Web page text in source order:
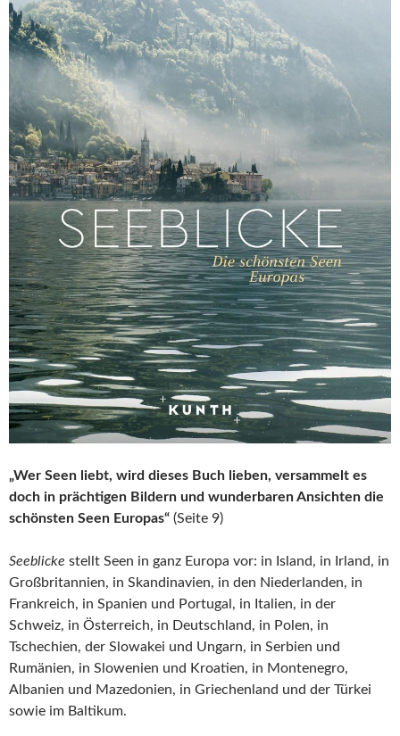
„Wer Seen liebt, wird dieses Buch lieben, versammelt es
doch in prächtigen Bildern und wunderbaren Ansichten die
schönsten Seen Europas“ (Seite 9)
Seeblicke stellt Seen in ganz Europa vor: in Island, in Irland, in
Großbritannien, in Skandinavien, in den Niederlanden, in
Frankreich, in Spanien und Portugal, in Italien, in der
Schweiz, in Österreich, in Deutschland, in Polen, in
Tschechien, der Slowakei und Ungarn, in Serbien und
Rumänien, in Slowenien und Kroatien, in Montenegro,
Albanien und Mazedonien, in Griechenland und der Türkei
sowie im Baltikum.